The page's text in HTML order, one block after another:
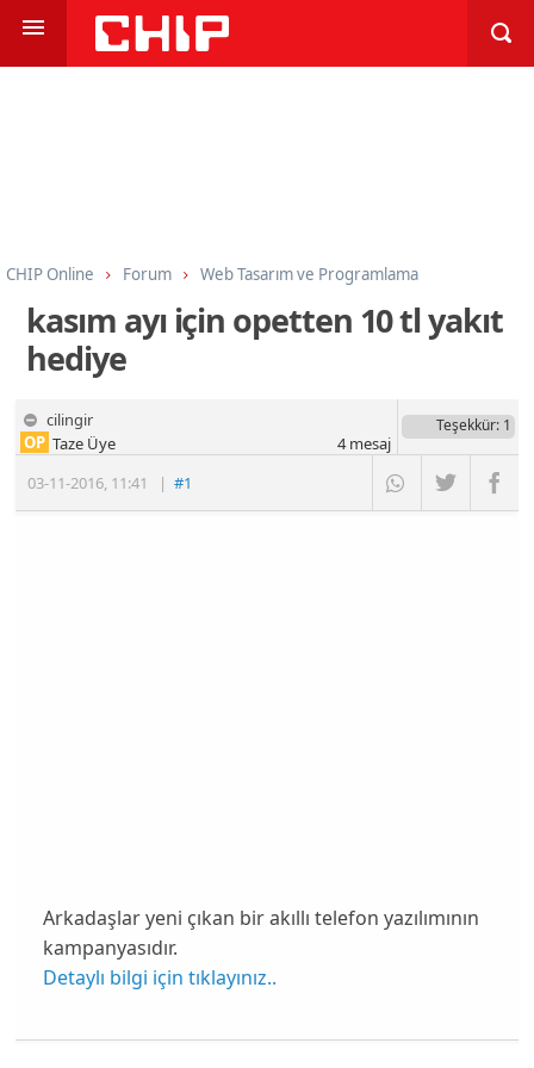
CHIP Online Forum
Web Tasarım ve Programlama
kasım ayı için opetten 10 tl yakıt
hediye
cilingir
03-11-2016, 11:41 |#1
OP Taze Üye
Teşekkür: 1
4mesaj
Arkadaşlar yeni çıkan bir akıllı telefon yazılımının
kampanyasıdır.
Detaylı bilgi için tıklayınız..